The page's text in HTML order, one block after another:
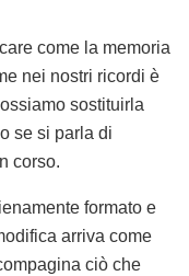
come la memoria
nei nostri ricordi è
sostituirla
se si parla di
corso.
formato e
arriva come
ciò che